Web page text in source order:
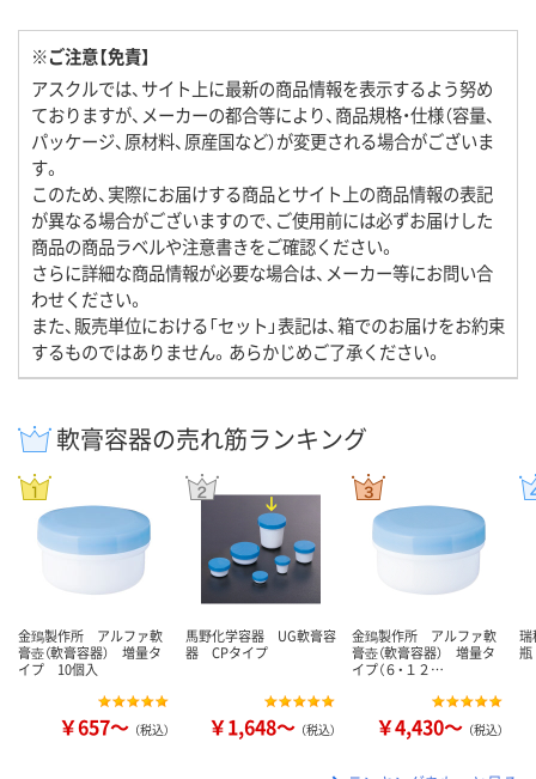
※ご注意【免責】
アスクルでは、サイト上に最新の商品情報を表示するよう努め
ておりますが、メーカーの都合等により、商品規格・仕様（容量、
パッケージ、原材料、原産国など）が変更される場合がございま
す。
このため、実際にお届けする商品とサイト上の商品情報の表記
が異なる場合がございますので、ご使用前には必ずお届けした
商品の商品ラベルや注意書きをご確認ください。
さらに詳細な商品情報が必要な場合は、メーカー等にお問い合
わせください。
また、販売単位における「セット」表記は、箱でのお届けをお約束
するものではありません。あらかじめご了承ください。
軟膏容器の売れ筋ランキング
金鵄製作所 アルファ軟
膏壺（軟膏容器） 増量タ
イプ 10個入
￥657～ （税込）
馬野化学容器 UG軟膏容
器 CPタイプ
￥1,648～ （税込）
金鵄製作所 アルファ軟
膏壺（軟膏容器） 増量タ
イプ（６・１２…
￥4,430～ （税込）
瑞
瓶